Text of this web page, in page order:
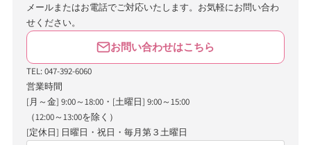
メールまたはお電話でご対応いたします。お気軽にお問い合わ
せください。
お問い合わせはこちら
TEL: 047-392-6060
営業時間
[月～金] 9:00～18:00・[土曜日] 9:00～15:00
（12:00～13:00を除く）
[定休日] 日曜日・祝日・毎月第３土曜日